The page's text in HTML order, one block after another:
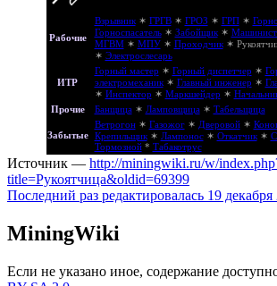
Рабочие
Взрывник✶ ГРГВ✶ ГРОЗ ✶ ГРП✶
Горноспасатель✶ Забойщик✶ Машинист
МГВМ✶ МПУ✶ Проходчик✶
✶ Электрослесарь
ИТР
Горный мастер ✶ Горный диспетчер ✶
электромеханик✶ Главный инженер ✶
✶ Инспектор ✶ Маркшейдер ✶
Прочие
Банщица✶ Ламповщица✶ Табельщица
Забытые
Ветрогон✶ Газожог✶ Дверовой✶
Крепильщик✶ Лампонос✶ Откатчик✶
Тормозной* Табакотрус
Источник — http://miningwiki.ru/w/
title=Рукоятчица&oldid=69399
Последний раз редактировалась 19
MiningWiki
Если не указано иное, содержание